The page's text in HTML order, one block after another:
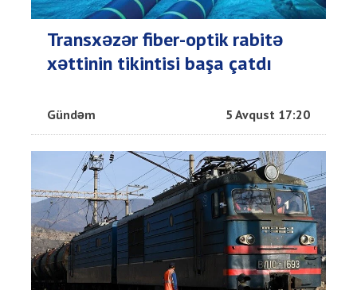
Transxəzər fiber-optik rabitə
xəttinin tikintisi başa çatdı
Gündəm 5 Avqust 17:20